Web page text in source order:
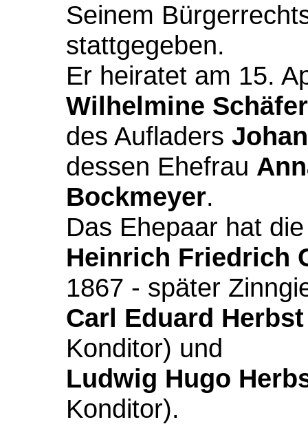
Seinem
stattgegeben.
Er heiratet am 15.
Wilhelmine Schäfer
des Aufladers
dessen Ehefrau
Bockmeyer.
Das Ehepaar hat
Heinrich Friedrich
1867 - später
Carl Eduard
Konditor) und
Ludwig Hugo
Konditor).